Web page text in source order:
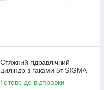
Стяжний гідравлічний
циліндр з гаками 5т SIGMA
Готово до відправки